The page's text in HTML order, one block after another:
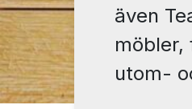
även
möbler,
utom-